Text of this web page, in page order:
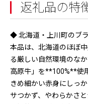
返礼品の特
◆ 北海道・上川町のブ
本品は、北海道のほぼ
る厳しい自然環境のな
高原牛」を**100%**使
きめ細かい赤身にしっ
サつかず、やわらかさ